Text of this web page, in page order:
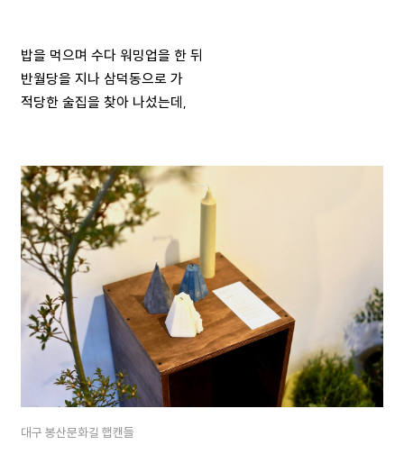
밥을 먹으며 수다 워밍업을 한 뒤
반월당을 지나 삼덕동으로 가
적당한 술집을 찾아 나섰는데,
대구 봉산문화길 햅캔들